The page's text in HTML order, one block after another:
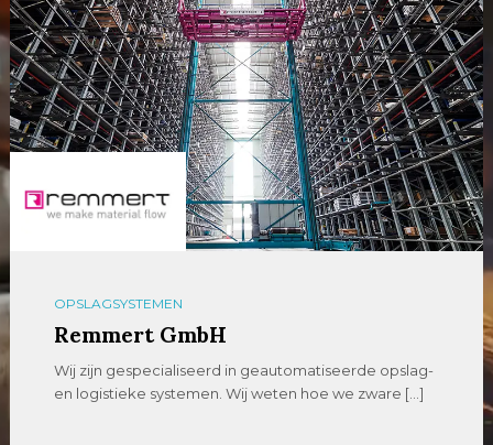
OPSLAGSYSTEMEN
Remmert GmbH
Wij zijn gespecialiseerd in geautomatiseerde opslag-
en logistieke systemen. Wij weten hoe we zware […]